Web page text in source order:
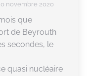
novembre 2020
que
de Beyrouth
secondes, le
quasi nucléaire